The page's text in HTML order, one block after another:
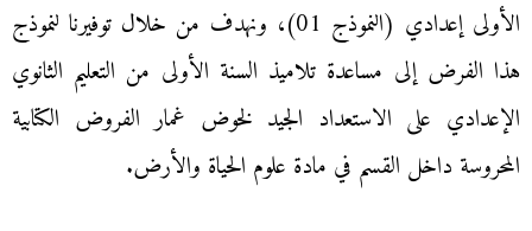
الأولى إعدادي (النموذج 01)، ونهدف من خلال توفيرنا لنموذج
هذا الفرض إلى مساعدة تلاميذ السنة الأولى من التعليم الثانوي
الإعدادي على الاستعداد الجيد لخوض غمار الفروض الكتابية
المحروسة داخل القسم في مادة علوم الحياة والأرض.